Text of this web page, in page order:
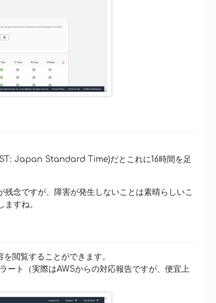
Japan Standard Time)だとこれに16時間を足
念ですが、障害が発生しないことは素晴らしいこ
すね。
閲覧することができます。
ト（実際はAWSからの対応報告ですが、便宜上